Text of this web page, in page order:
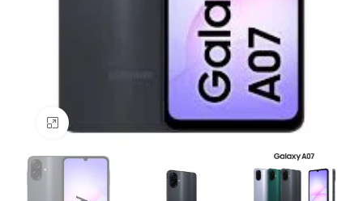
Agrandir